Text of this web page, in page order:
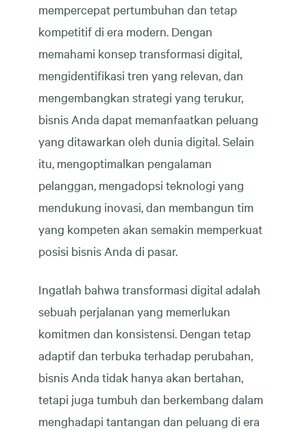
mempercepat pertumbuhan dan tetap
kompetitif di era modern. Dengan
memahami konsep transformasi digital,
mengidentifikasi tren yang relevan, dan
mengembangkan strategi yang terukur,
bisnis Anda dapat memanfaatkan peluang
yang ditawarkan oleh dunia digital. Selain
itu, mengoptimalkan pengalaman
pelanggan, mengadopsi teknologi yang
mendukung inovasi, dan membangun tim
yang kompeten akan semakin memperkuat
posisi bisnis Anda di pasar.
Ingatlah bahwa transformasi digital adalah
sebuah perjalanan yang memerlukan
komitmen dan konsistensi. Dengan tetap
adaptif dan terbuka terhadap perubahan,
bisnis Anda tidak hanya akan bertahan,
tetapi juga tumbuh dan berkembang dalam
menghadapi tantangan dan peluang di era